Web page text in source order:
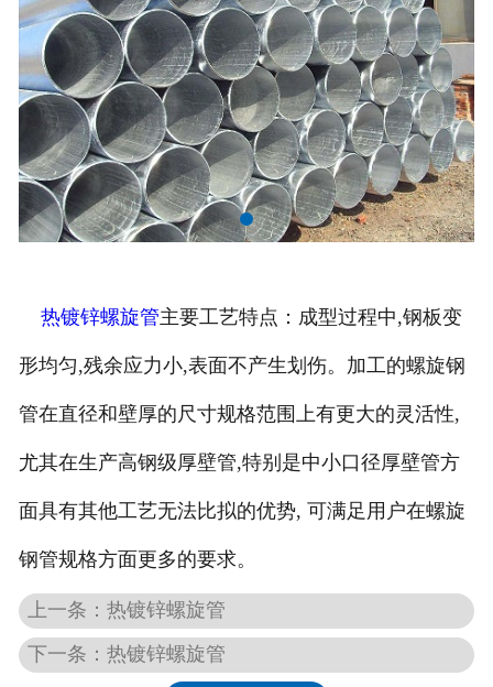
资质案例
联系我们
热镀锌螺旋管主要工艺特点：成型过程中,钢板变
形均匀,残余应力小,表面不产生划伤。加工的螺旋钢
管在直径和壁厚的尺寸规格范围上有更大的灵活性,
尤其在生产高钢级厚壁管,特别是中小口径厚壁管方
面具有其他工艺无法比拟的优势, 可满足用户在螺旋
钢管规格方面更多的要求。
上一条：热镀锌螺旋管
下一条：热镀锌螺旋管